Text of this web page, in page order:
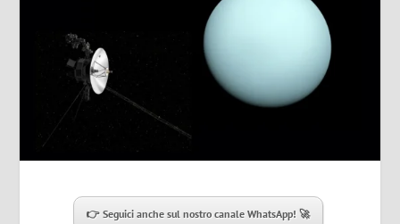
👉 Seguici anche sul nostro canale WhatsApp! 🚀